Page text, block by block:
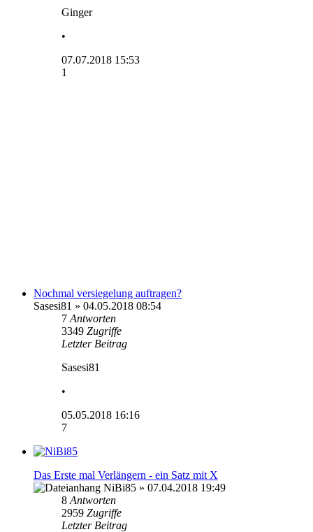
Ginger
•
07.07.2018 15:53
1
Nochmal versiegelung auftragen?
Sasesi81 » 04.05.2018 08:54
7 Antworten
3349 Zugriffe
Letzter Beitrag
Sasesi81
•
05.05.2018 16:16
7
Das Erste mal Verlängern - ein Satz mit X
NiBi85 » 07.04.2018 19:49
8 Antworten
2959 Zugriffe
Letzter Beitrag